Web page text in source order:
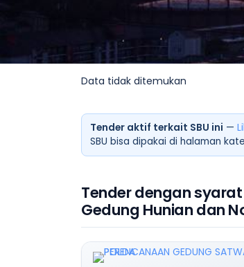
Data tidak ditemukan
Tender aktif terkait SBU ini —
SBU bisa dipakai di halaman
Tender dengan
Gedung Hunian dan